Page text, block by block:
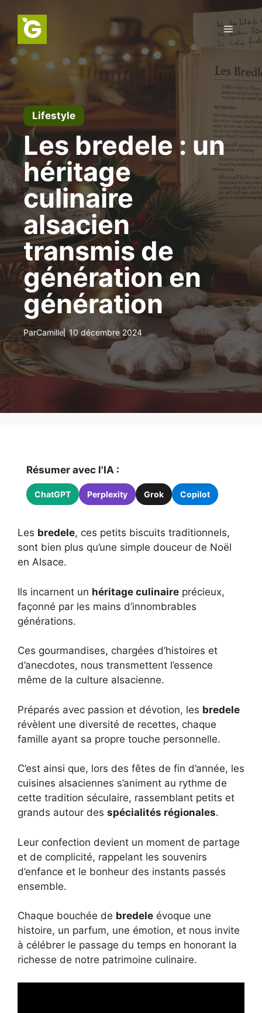
contenu
Menu
Lifestyle
Les bredele : un
héritage
culinaire
alsacien
transmis de
génération en
génération
ParCamille 10 décembre 2024
Résumer avec l'IA :
ChatGPT Perplexity Grok Copilot
Les bredele, ces petits biscuits traditionnels,
sont bien plus qu’une simple douceur de Noël
en Alsace.
Ils incarnent un héritage culinaire précieux,
façonné par les mains d’innombrables
générations.
Ces gourmandises, chargées d’histoires et
d’anecdotes, nous transmettent l’essence
même de la culture alsacienne.
Préparés avec passion et dévotion, les bredele
révèlent une diversité de recettes, chaque
famille ayant sa propre touche personnelle.
C’est ainsi que, lors des fêtes de fin d’année, les
cuisines alsaciennes s’animent au rythme de
cette tradition séculaire, rassemblant petits et
grands autour des spécialités régionales.
Leur confection devient un moment de partage
et de complicité, rappelant les souvenirs
d’enfance et le bonheur des instants passés
ensemble.
Chaque bouchée de bredele évoque une
histoire, un parfum, une émotion, et nous invite
à célébrer le passage du temps en honorant la
richesse de notre patrimoine culinaire.